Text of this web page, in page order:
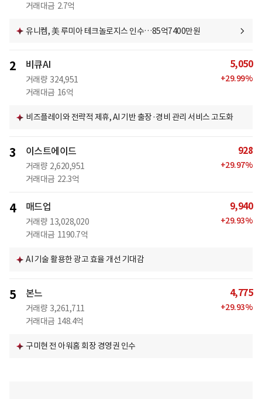
거래대금 2.7억
유니켐, 美 루미아 테크놀로지스 인수…85억7400만원
2 비큐AI
거래량 324,951
거래대금 16억
5,050
+29.99%
비즈플레이와 전략적 제휴, AI 기반 출장·경비 관리 서비스 고도화
3 이스트에이드
거래량 2,620,951
거래대금 22.3억
928
+29.97%
4 매드업
거래량 13,028,020
거래대금 1190.7억
9,940
+29.93%
AI 기술 활용한 광고 효율 개선 기대감
5 본느
거래량 3,261,711
거래대금 148.4억
4,775
+29.93%
구미현 전 아워홈 회장 경영권 인수